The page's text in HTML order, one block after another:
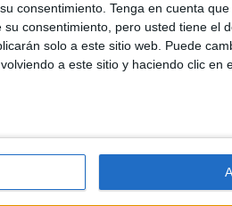
consentimiento. Tenga en cuenta
consentimiento, pero usted tiene el
solo a este sitio web. Puede
a este sitio y haciendo clic en
tras las fiestas
puntos, además deJunta de